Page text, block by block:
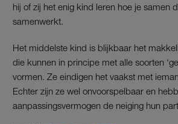
hij of zij het enig kind leren hoe je samen
samenwerkt.
Het middelste kind is blijkbaar het
die kunnen in principe met alle soorten
vormen. Ze eindigen het vaakst met
Echter zijn ze wel onvoorspelbaar en
aanpassingsvermogen de neiging hun